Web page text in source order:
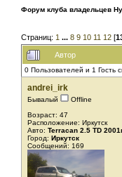
Форум клуба владельцев
Страниц: 1 ... 8 9 10 11 12 [
Автор
0 Пользователей и 1 Гость
andrei_irk
Бывалый
Offline
Возраст: 47
Расположение: Иркутск
Авто: Terracan 2.5 TD
Город: Иркутск
Сообщений: 169